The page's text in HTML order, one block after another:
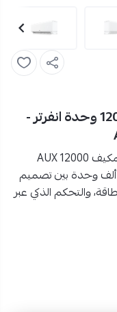
مكيف سبليت اوكس الترا كول 12000 وحدة انفرتر -
مكيف AUX 12000
. يجمع مكيف سبليت 12 ألف وحدة بين تصميم
والتحكم الذكي عبر